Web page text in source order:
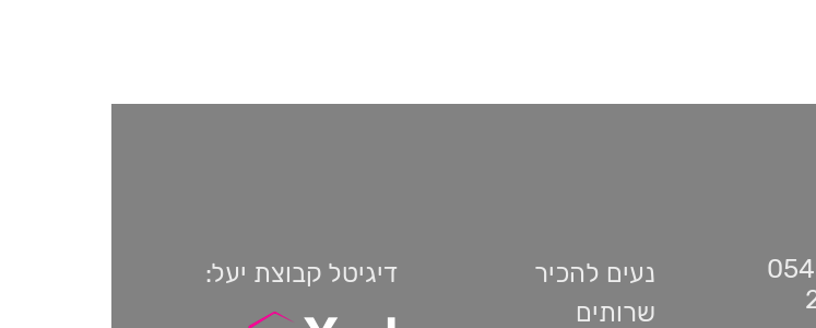
נעים להכיר
שרותים
דיגיטל קבוצת יעל: